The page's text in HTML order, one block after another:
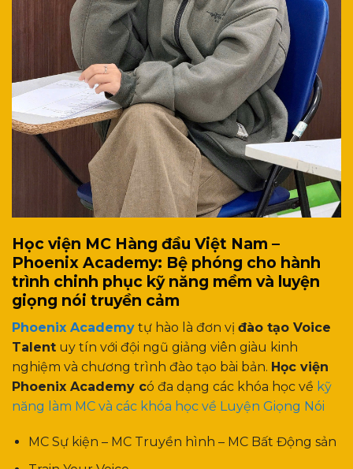
Học viện MC Hàng đầu Việt Nam –
Phoenix Academy: Bệ phóng cho hành
trình chinh phục kỹ năng mềm và luyện
giọng nói truyền cảm
Phoenix Academy tự hào là đơn vị đào tạo Voice
Talent uy tín với đội ngũ giảng viên giàu kinh
nghiệm và chương trình đào tạo bài bản. Học viện
Phoenix Academy có đa dạng các khóa học về kỹ
năng làm MC và các khóa học về Luyện Giọng Nói
MC Sự kiện – MC Truyền hình – MC Bất Động sản